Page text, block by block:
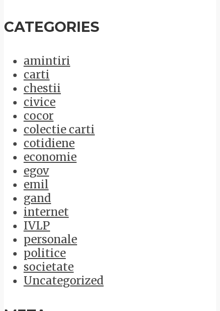
CATEGORIES
amintiri
carti
chestii
civice
cocor
colectie carti
cotidiene
economie
egov
emil
gand
internet
IVLP
personale
politice
societate
Uncategorized